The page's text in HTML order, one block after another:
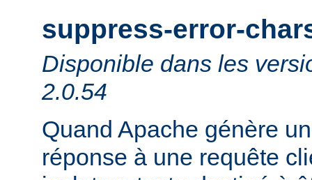
suppress-error-
Disponible dans les
2.0.54
Quand Apache génère
réponse à une requête